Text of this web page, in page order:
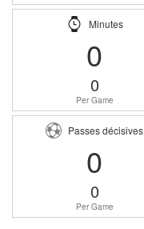
Minutes
0
0
Per Game
Passes décisives
0
0
Per Game